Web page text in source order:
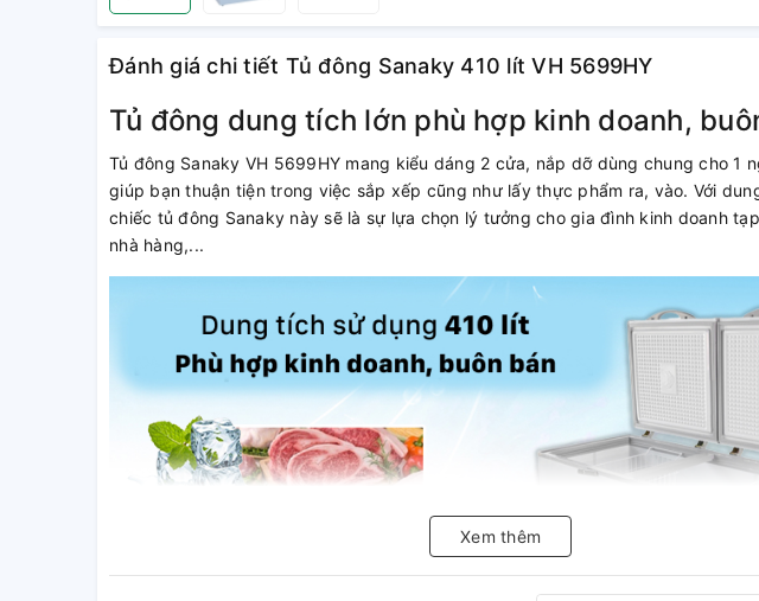
Đánh giá chi tiết Tủ đông Sanaky 410 lít VH 5699HY
Tủ đông dung tích lớn phù hợp kinh doanh,
Tủ đông Sanaky VH 5699HY mang kiểu dáng 2 cửa, nắp dỡ dùng chung cho 1
giúp bạn thuận tiện trong việc sắp xếp cũng như lấy thực phẩm ra, vào. Với
chiếc tủ đông Sanaky này sẽ là sự lựa chọn lý tưởng cho gia đình kinh doanh
nhà hàng,...
Xem thêm